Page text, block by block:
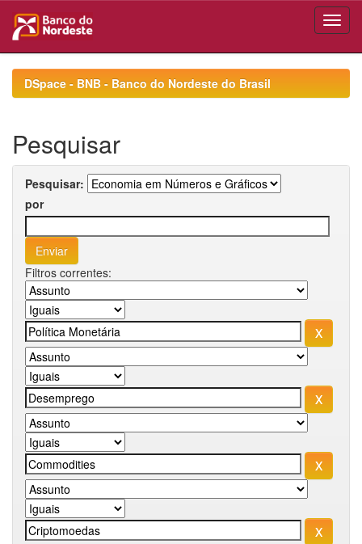
navigationDSpace - BNB - Banco do Nordeste do Brasil
Pesquisar
Pesquisar:
por
Filtros correntes: